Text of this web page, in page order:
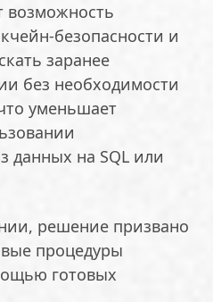
возможность
безопасности и
заранее
без необходимости
уменьшает
данных на SQL или
решение призвано
процедуры
готовых